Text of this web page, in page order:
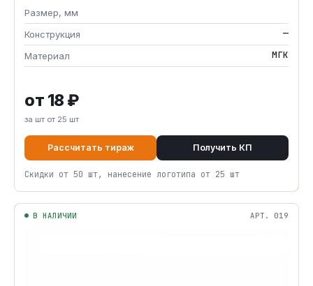
Размер, мм
Конструкция
—
Материал МГК
от 18 ₽
за шт от 25 шт
Рассчитать тираж Получить КП
Скидки от 50 шт, нанесение логотипа от 25 шт
В НАЛИЧИИ АРТ. 019